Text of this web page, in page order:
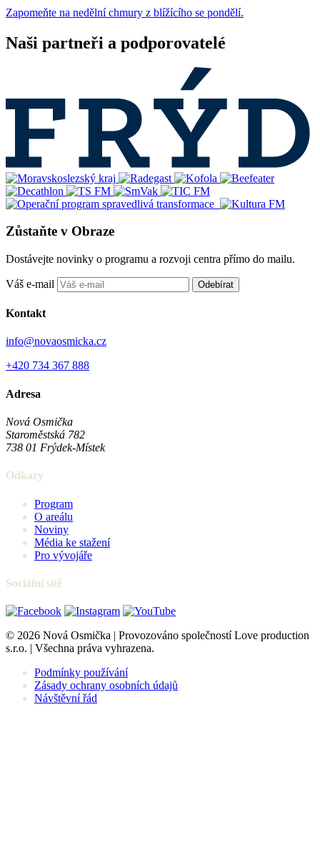
Zapomeňte na nedělní chmury z blížícího se pondělí.
Naši partneři a podporovatelé
Zůstaňte v Obraze
Dostávejte novinky o programu a rozvoji centra přímo do mailu.
Váš e-mail Odebírat
Kontakt
info@novaosmicka.cz